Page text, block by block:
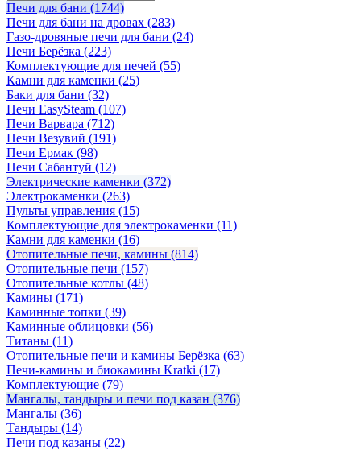
Печи для бани (1744)
Печи для бани на дровах (283)
Газо-дровяные печи для бани (24)
Печи Берёзка (223)
Комплектующие для печей (55)
Камни для каменки (25)
Баки для бани (32)
Печи EasySteam (107)
Печи Варвара (712)
Печи Везувий (191)
Печи Ермак (98)
Печи Сабантуй (12)
Электрические каменки (372)
Электрокаменки (263)
Пульты управления (15)
Комплектующие для электрокаменки (11)
Камни для каменки (16)
Отопительные печи, камины (814)
Отопительные печи (157)
Отопительные котлы (48)
Камины (171)
Каминные топки (39)
Каминные облицовки (56)
Титаны (11)
Отопительные печи и камины Берёзка (63)
Печи-камины и биокамины Kratki (17)
Комплектующие (79)
Мангалы, тандыры и печи под казан (376)
Мангалы (36)
Тандыры (14)
Печи под казаны (22)